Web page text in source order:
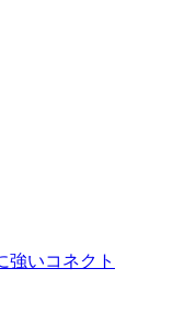
強いコネクト